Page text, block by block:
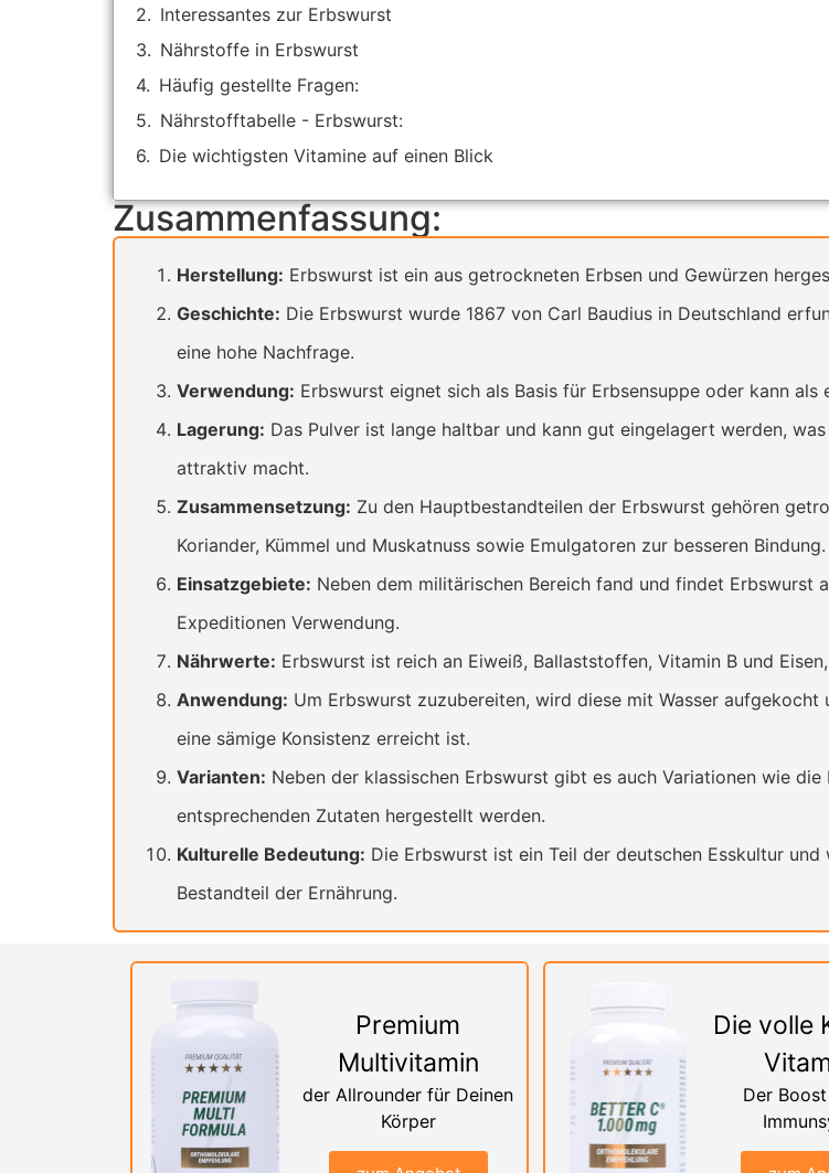
Interessantes zur Erbswurst
Nährstoffe in Erbswurst
Häufig gestellte Fragen:
Nährstofftabelle - Erbswurst:
Die wichtigsten Vitamine auf einen Blick
Zusammenfassung:
Herstellung: Erbswurst ist ein aus getrockneten Erbsen und Gewürzen
Geschichte: Die Erbswurst wurde 1867 von Carl Baudius in Deutschland
eine hohe Nachfrage.
Verwendung: Erbswurst eignet sich als Basis für Erbsensuppe oder kann
Lagerung: Das Pulver ist lange haltbar und kann gut eingelagert werden,
attraktiv macht.
Zusammensetzung: Zu den Hauptbestandteilen der Erbswurst gehören
Koriander, Kümmel und Muskatnuss sowie Emulgatoren zur besseren Bindung.
Einsatzgebiete: Neben dem militärischen Bereich fand und findet
Expeditionen Verwendung.
Nährwerte: Erbswurst ist reich an Eiweiß, Ballaststoffen, Vitamin B und
Anwendung: Um Erbswurst zuzubereiten, wird diese mit Wasser
eine sämige Konsistenz erreicht ist.
Varianten: Neben der klassischen Erbswurst gibt es auch Variationen wie
entsprechenden Zutaten hergestellt werden.
Kulturelle Bedeutung: Die Erbswurst ist ein Teil der deutschen Esskultur
Bestandteil der Ernährung.
Premium
Multivitamin
der Allrounder für Deinen
Körper
Die volle
Der